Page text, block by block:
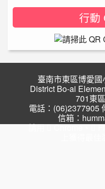
行動
臺南市東區博愛
District Bo-ai
701東
電話：(06)2377905
信箱：
請用 Chrome、